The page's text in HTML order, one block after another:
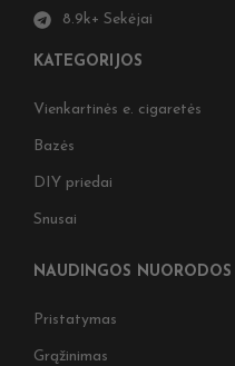
8.9k+ Sekėjai
KATEGORIJOS
Vienkartinės e. cigaretės
Bazės
DIY priedai
Snusai
NAUDINGOS NUORODOS
Pristatymas
Grąžinimas